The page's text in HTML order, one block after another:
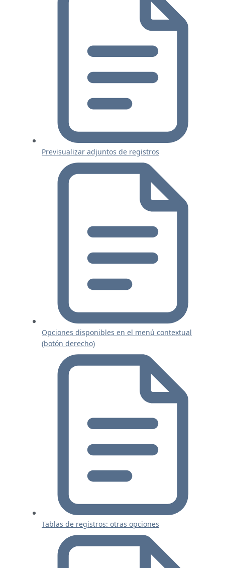
Previsualizar adjuntos de registros
Opciones disponibles en el menú contextual
(botón derecho)
Tablas de registros: otras opciones